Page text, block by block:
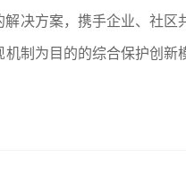
决方案，携手企业、社区
制为目的的综合保护创新